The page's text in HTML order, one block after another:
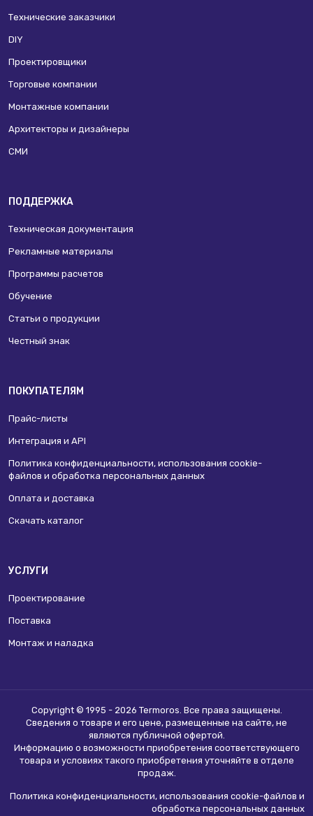
Технические заказчики
DIY
Проектировщики
Торговые компании
Монтажные компании
Архитекторы и дизайнеры
СМИ
ПОДДЕРЖКА
Техническая документация
Рекламные материалы
Программы расчетов
Обучение
Статьи о продукции
Честный знак
ПОКУПАТЕЛЯМ
Прайс-листы
Интеграция и API
Политика конфиденциальности, использования сookie-
файлов и обработка персональных данных
Оплата и доставка
Скачать каталог
УСЛУГИ
Проектирование
Поставка
Монтаж и наладка
Copyright © 1995 - 2026 Termoros. Все права защищены.
Сведения о товаре и его цене, размещенные на сайте, не
являются публичной офертой.
Информацию о возможности приобретения соответствующего
товара и условиях такого приобретения уточняйте в отделе
продаж.
Политика конфиденциальности, использования сookie-файлов и
обработка персональных данных